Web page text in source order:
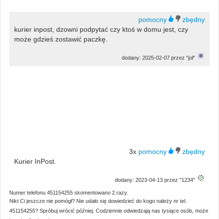
kurier inpost, dzowni podpytać czy ktoś w domu jest, czy
może gdzieś zostawić paczkę.
dodany: 2025-02-07 przez "joł"
3x
Kurier InPost.
dodany: 2023-04-13 przez "1234"
Numer telefonu 451154255 skomentowano 2 razy.
Nikt Ci jeszcze nie pomógł? Nie udało się dowiedzieć do kogo należy nr tel.
451154255? Spróbuj wrócić później. Codziennie odwiedzają nas tysiące osób, może